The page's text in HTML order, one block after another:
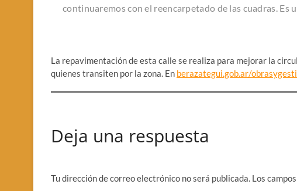
continuaremos con el reencarpetado de las cuadras. Es
La repavimentación de esta calle se realiza para mejorar la
quienes transiten por la zona. En berazategui.gob.ar/
Deja una respuesta
Tu dirección de correo electrónico no será publicada. Los